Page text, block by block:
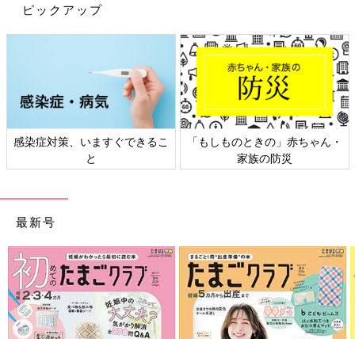
ピックアップ
感染症対策、いますぐできるこ
と
「もしものときの」赤ちゃん・
家族の防災
最新号